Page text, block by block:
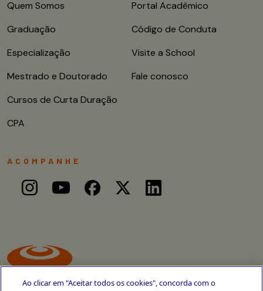
Quem Somos
Graduação
Especialização
Mestrado e Doutorado
Cursos de Curta Duração
CPA
Portal Acadêmico
Código de Conduta
Visite a School
Fale conosco
ACOMPANHE
Ao clicar em "Aceitar todos os cookies", concorda com o